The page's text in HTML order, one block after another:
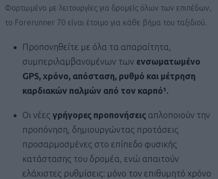
Φορτωμένο με λειτουργίες για δρομείς όλων των επιπέδων,
το Forerunner 70 είναι έτοιμο για κάθε βήμα του ταξιδιού.
Προπονηθείτε με όλα τα απαραίτητα,
συμπεριλαμβανομένων των ενσωματωμένο
GPS, χρόνο, απόσταση, ρυθμό και μέτρηση
καρδιακών παλμών από τον καρπό¹.
Οι νέες γρήγορες προπονήσεις απλοποιούν την
προπόνηση, δημιουργώντας προτάσεις
προσαρμοσμένες στο επίπεδο φυσικής
κατάστασης του δρομέα, ενώ απαιτούν
ελάχιστες ρυθμίσεις: μόνο τον επιθυμητό χρόνο